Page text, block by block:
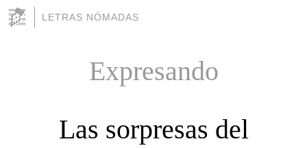
LETRAS NÓMADAS
Expresando
Las sorpresas del